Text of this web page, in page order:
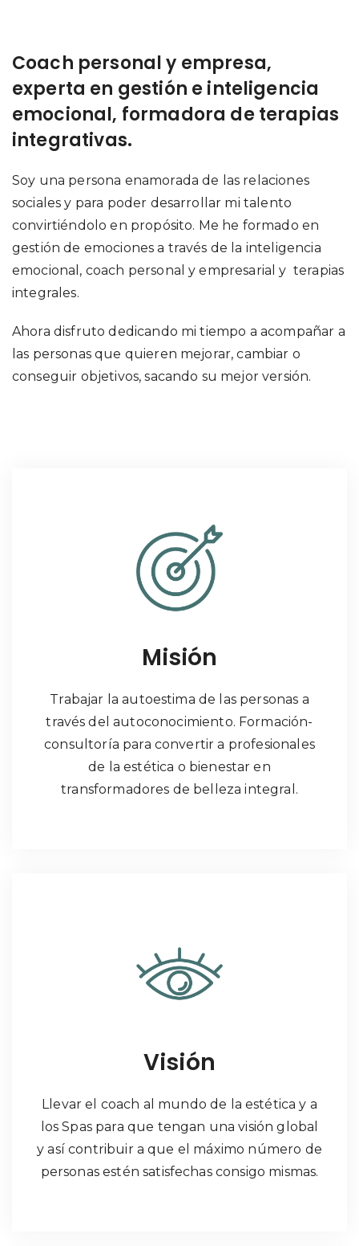
Coach personal y empresa,
experta en gestión e inteligencia
emocional, formadora de terapias
integrativas.
Soy una persona enamorada de las relaciones
sociales y para poder desarrollar mi talento
convirtiéndolo en propósito. Me he formado en
gestión de emociones a través de la inteligencia
emocional, coach personal y empresarial y terapias
integrales.
Ahora disfruto dedicando mi tiempo a acompañar a
las personas que quieren mejorar, cambiar o
conseguir objetivos, sacando su mejor versión.
Misión
Trabajar la autoestima de las personas a
través del autoconocimiento. Formación-
consultoría para convertir a profesionales
de la estética o bienestar en
transformadores de belleza integral.
Visión
Llevar el coach al mundo de la estética y a
los Spas para que tengan una visión global
y así contribuir a que el máximo número de
personas estén satisfechas consigo mismas.